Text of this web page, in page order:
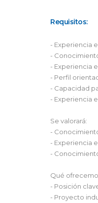
Requisitos:
- Experiencia
-
- Experiencia
- Perfil
- Capacidad
- Experiencia
Se valorará:
-
- Experiencia
-
Qué
- Posición
- Proyecto